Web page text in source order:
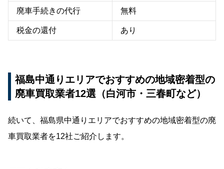
廃車手続きの代行 無料
税金の還付 あり
福島中通りエリアでおすすめの地域密着型の
廃車買取業者12選（白河市・三春町など）
続いて、福島県中通りエリアでおすすめの地域密着型の廃
車買取業者を12社ご紹介します。